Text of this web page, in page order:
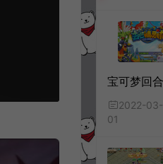
2022-03-
01